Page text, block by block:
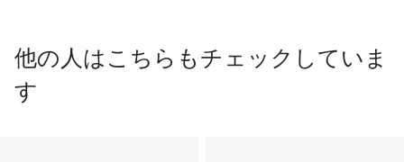
他の人はこちらもチェックしていま
す